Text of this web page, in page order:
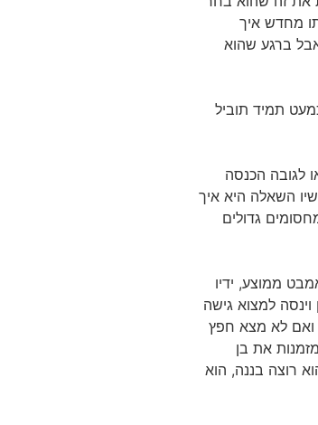
מחדש איך
ברגע שהוא
תמיד תוביל
לגובה הכנסה
השאלה היא איך
גדולים
ממוצע, ידיו
למצוא גישה
ואם לא מצא חפץ
את בן
רוצה בננה, הוא